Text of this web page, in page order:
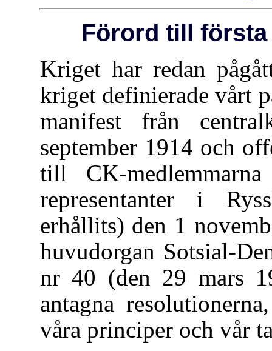
Förord till
Kriget har redan
kriget definierade vårt
manifest från
september 1914 och
till CK-
representanter i
erhållits) den 1
huvudorgan Sotsial-
nr 40 (den 29 mars
antagna
våra principer och vår